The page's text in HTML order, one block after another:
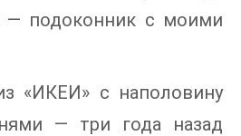
— подоконник с моими
«ИКЕИ» с наполовину
— три года назад